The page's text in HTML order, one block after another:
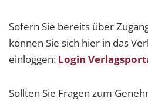
Sofern Sie bereits über
können Sie sich hier in das
einloggen: Login
Sollten Sie Fragen zum